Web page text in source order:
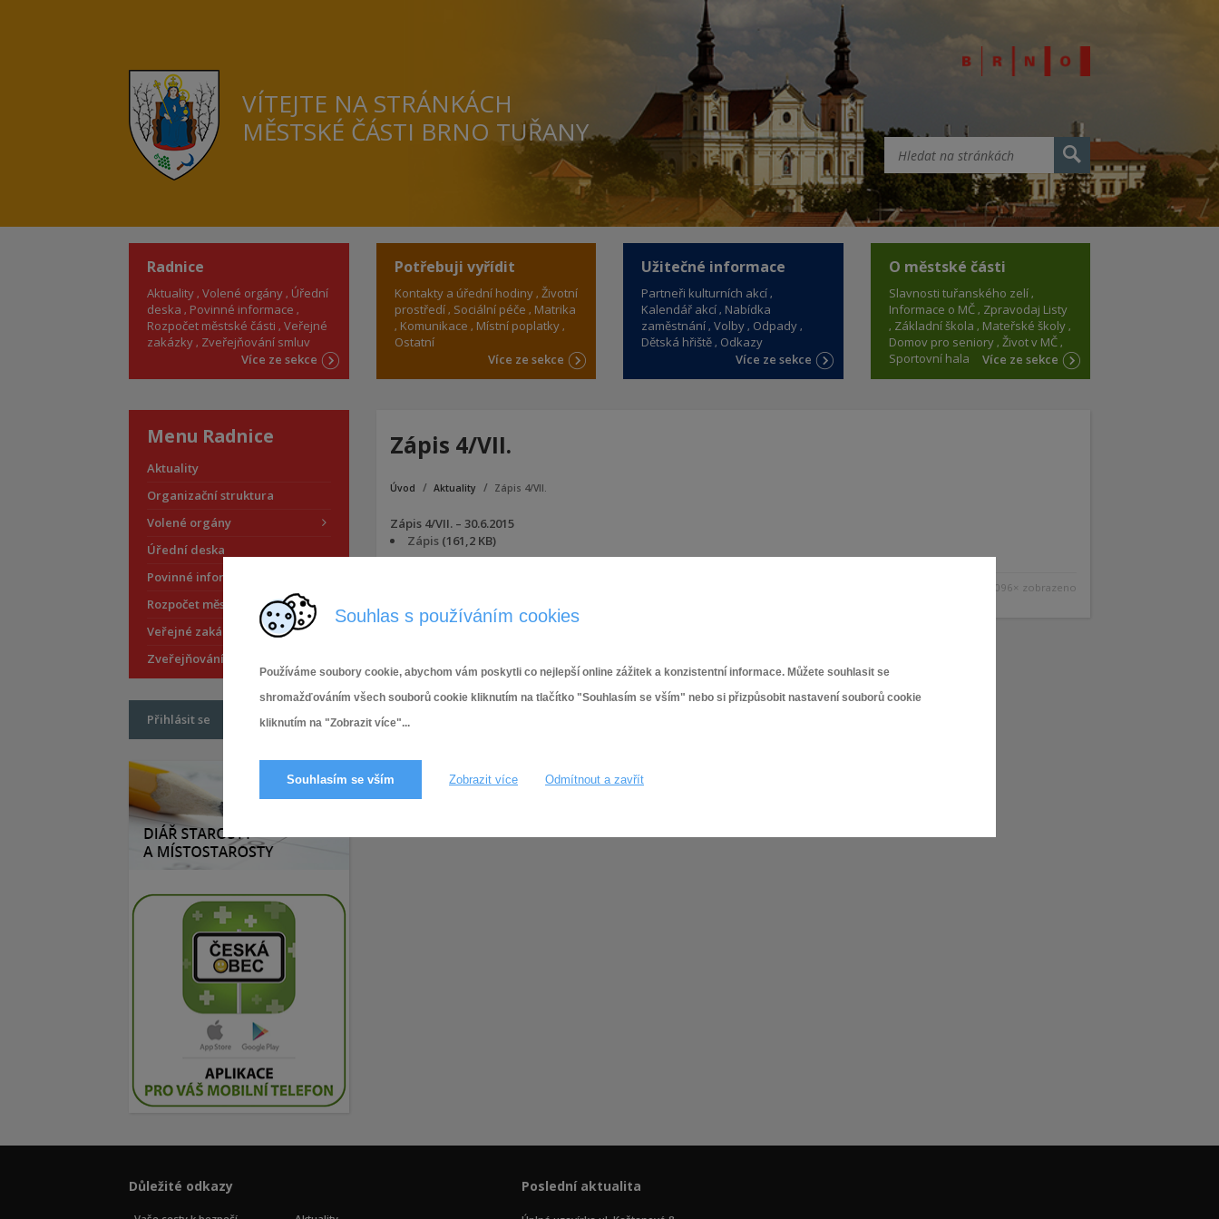
Souhlas s používáním cookies
Používáme soubory cookie, abychom vám poskytli co nejlepší online zážitek a konzistentní informace. Můžete souhlasit se
shromažďováním všech souborů cookie kliknutím na tlačítko "Souhlasím se vším" nebo si přizpůsobit nastavení souborů cookie
kliknutím na "Zobrazit více"...
Souhlasím se vším Zobrazit více Odmítnout a zavřít
VÍTEJTE NA STRÁNKÁCH
MĚSTSKÉ ČÁSTI BRNO TUŘANY
Radnice
Aktuality Volené orgány Úřední
deska
Povinné informace
Rozpočet městské části Veřejné
zakázky Zveřejňování smluv
Více ze sekce
Potřebuji vyřídit
Kontakty a úřední hodiny Životní
prostředí Sociální péče
Matrika
Komunikace
Místní poplatky
Ostatní
Více ze sekce
Užitečné informace
Partneři kulturních akcí
Kalendář akcí Nabídka
zaměstnání Volby Odpady
Dětská hřiště Odkazy
Více ze sekce
O městské části
Slavnosti tuřanského zelí
Informace o MČ Zpravodaj Listy
Základní škola
Mateřské školy
Domov pro seniory Život v MČ
Sportovní hala
Více ze sekce
Zápis 4/VII.
Úvod Aktuality Zápis 4/VII.
Zápis 4/VII. – 30.6.2015
Zápis (161,2 KB)
2 096× zobrazeno
Menu Radnice
Aktuality
Organizační struktura
Volené orgány
Úřední deska
Povinné informace
Rozpočet městské části
Veřejné zakázky
Zveřejňování smluv
Přihlásit se
Důležité odkazy Poslední aktualita